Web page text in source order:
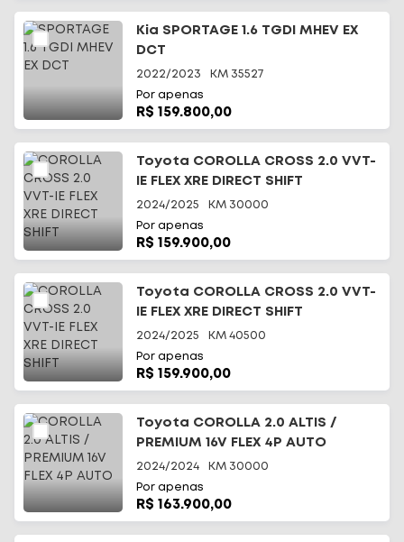
Kia SPORTAGE 1.6 TGDI MHEV EX
DCT
2022/2023 KM 35527
Por apenas
R$ 159.800,00
Toyota COROLLA CROSS 2.0 VVT-
IE FLEX XRE DIRECT SHIFT
2024/2025 KM 30000
Por apenas
R$ 159.900,00
Toyota COROLLA CROSS 2.0 VVT-
IE FLEX XRE DIRECT SHIFT
2024/2025 KM 40500
Por apenas
R$ 159.900,00
Toyota COROLLA 2.0 ALTIS /
PREMIUM 16V FLEX 4P AUTO
2024/2024 KM 30000
Por apenas
R$ 163.900,00